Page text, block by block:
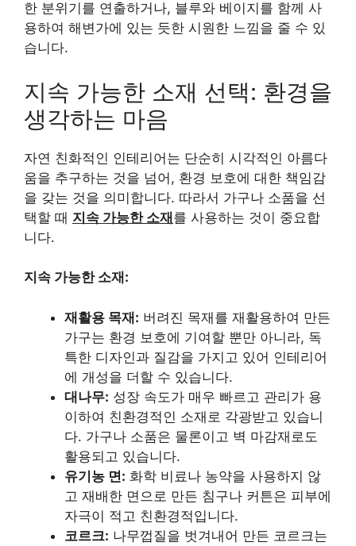
한 분위기를 연출하거나, 블루와 베이지를 함께 사
용하여 해변가에 있는 듯한 시원한 느낌을 줄 수 있
습니다.
지속 가능한 소재 선택: 환경을
생각하는 마음
자연 친화적인 인테리어는 단순히 시각적인 아름다
움을 추구하는 것을 넘어, 환경 보호에 대한 책임감
을 갖는 것을 의미합니다. 따라서 가구나 소품을 선
택할 때 지속 가능한 소재를 사용하는 것이 중요합
니다.
지속 가능한 소재:
재활용 목재: 버려진 목재를 재활용하여 만든
가구는 환경 보호에 기여할 뿐만 아니라, 독
특한 디자인과 질감을 가지고 있어 인테리어
에 개성을 더할 수 있습니다.
대나무: 성장 속도가 매우 빠르고 관리가 용
이하여 친환경적인 소재로 각광받고 있습니
다. 가구나 소품은 물론이고 벽 마감재로도
활용되고 있습니다.
유기농 면: 화학 비료나 농약을 사용하지 않
고 재배한 면으로 만든 침구나 커튼은 피부에
자극이 적고 친환경적입니다.
코르크: 나무껍질을 벗겨내어 만든 코르크는